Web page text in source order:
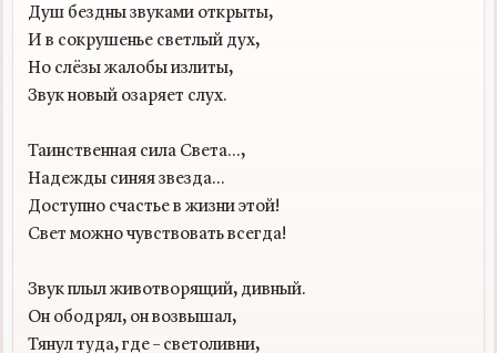
Душ бездны звуками открыты,
И в сокрушенье светлый дух,
Но слёзы жалобы излиты,
Звук новый озаряет слух.
Таинственная сила Света...,
Надежды синяя звезда...
Доступно счастье в жизни этой!
Свет можно чувствовать всегда!
Звук плыл животворящий, дивный.
Он ободрял, он возвышал,
Тянул туда, где – светоливни,